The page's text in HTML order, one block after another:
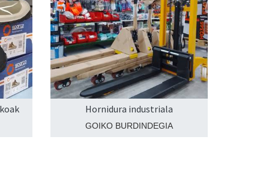
Hornidura industriala
GOIKO BURDINDEGIA